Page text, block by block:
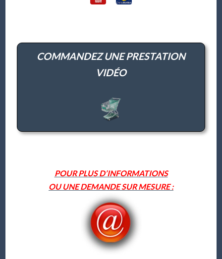
COMMANDEZ UNE PRESTATION
VIDÉO
POUR PLUS D’INFORMATIONS
OU UNE DEMANDE SUR MESURE :